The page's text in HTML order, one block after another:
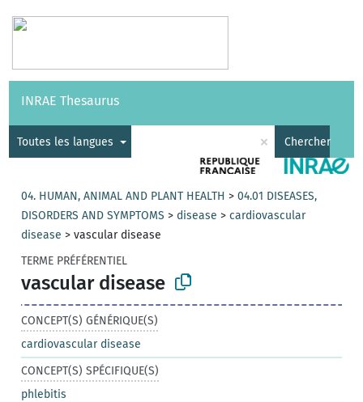
Vocabulaires API
INRAE Thesaurus
Toutes les langues × Chercher
04. HUMAN, ANIMAL AND PLANT HEALTH >04.01 DISEASES,
DISORDERS AND SYMPTOMS > disease >cardiovascular
disease >vascular disease
TERME PRÉFÉRENTIEL
vascular disease
CONCEPT(S) GÉNÉRIQUE(S)
cardiovascular disease
CONCEPT(S) SPÉCIFIQUE(S)
phlebitis